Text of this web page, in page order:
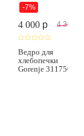
-7%
4 000 p 4 300
Ведро для
хлебопечки
Gorenje 311750